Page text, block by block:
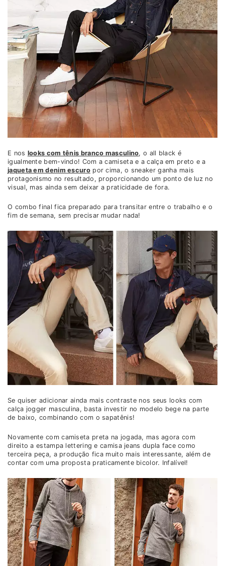
E nos looks com tênis branco masculino, o all black é
igualmente bem-vindo! Com a camiseta e a calça em preto e a
jaqueta em denim escuropor cima, o sneaker ganha mais
protagonismo no resultado, proporcionando um ponto de luz no
visual, mas ainda sem deixar a praticidade de fora.
O combo final fica preparado para transitar entre o trabalho e o
fim de semana, sem precisar mudar nada!
Se quiser adicionar ainda mais contraste nos seus looks com
calça jogger masculina, basta investir no modelo bege na parte
de baixo, combinando com o sapatênis!
Novamente com camiseta preta na jogada, mas agora com
direito a estampa lettering e camisa jeans dupla face como
terceira peça, a produção fica muito mais interessante, além de
contar com uma proposta praticamente bicolor. Infalível!